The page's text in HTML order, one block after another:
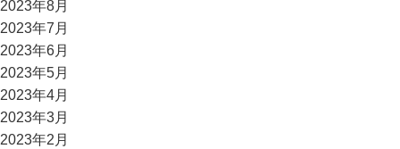
2023年8月
2023年7月
2023年6月
2023年5月
2023年4月
2023年3月
2023年2月